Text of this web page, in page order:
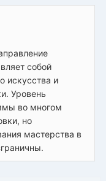
собой
искусства и
Уровень
во многом
но
мастерства в